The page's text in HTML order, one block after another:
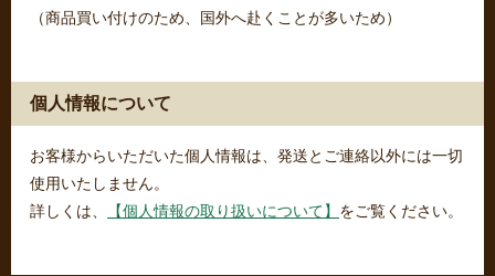
（商品買い付けのため、国外へ赴くことが多いため）
個人情報について
お客様からいただいた個人情報は、発送とご連絡以外には一切
使用いたしません。
詳しくは、
【個人情報の取り扱いについて】 をご覧ください。